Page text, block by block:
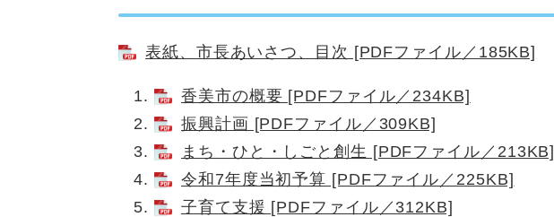
表紙、市長あいさつ、目次 [PDFファイル／185KB]
香美市の概要 [PDFファイル／234KB]
振興計画 [PDFファイル／309KB]
まち・ひと・しごと創生 [PDFファイル／213KB]
令和7年度当初予算 [PDFファイル／225KB]
子育て支援 [PDFファイル／312KB]